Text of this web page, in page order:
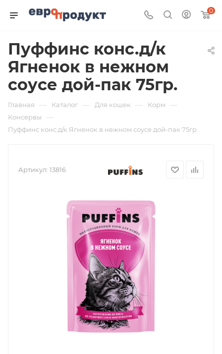
0
Пуффинс конс.д/к
Ягненок в нежном
соусе дой-пак 75гр.
Главная — Каталог — Для кошек — Корм —
Консервы —
Пуффинс конс.д/к Ягненок в нежном соусе дой-пак 75гр.
Артикул: 13816